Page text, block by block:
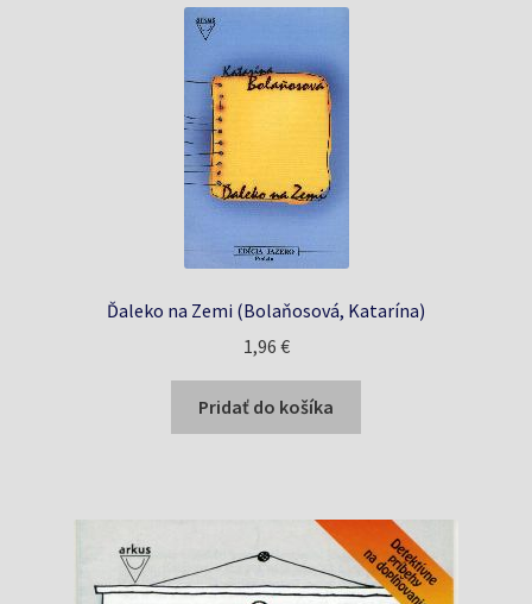
Ďaleko na Zemi (Bolaňosová, Katarína)
1,96 €
Pridať do košíka